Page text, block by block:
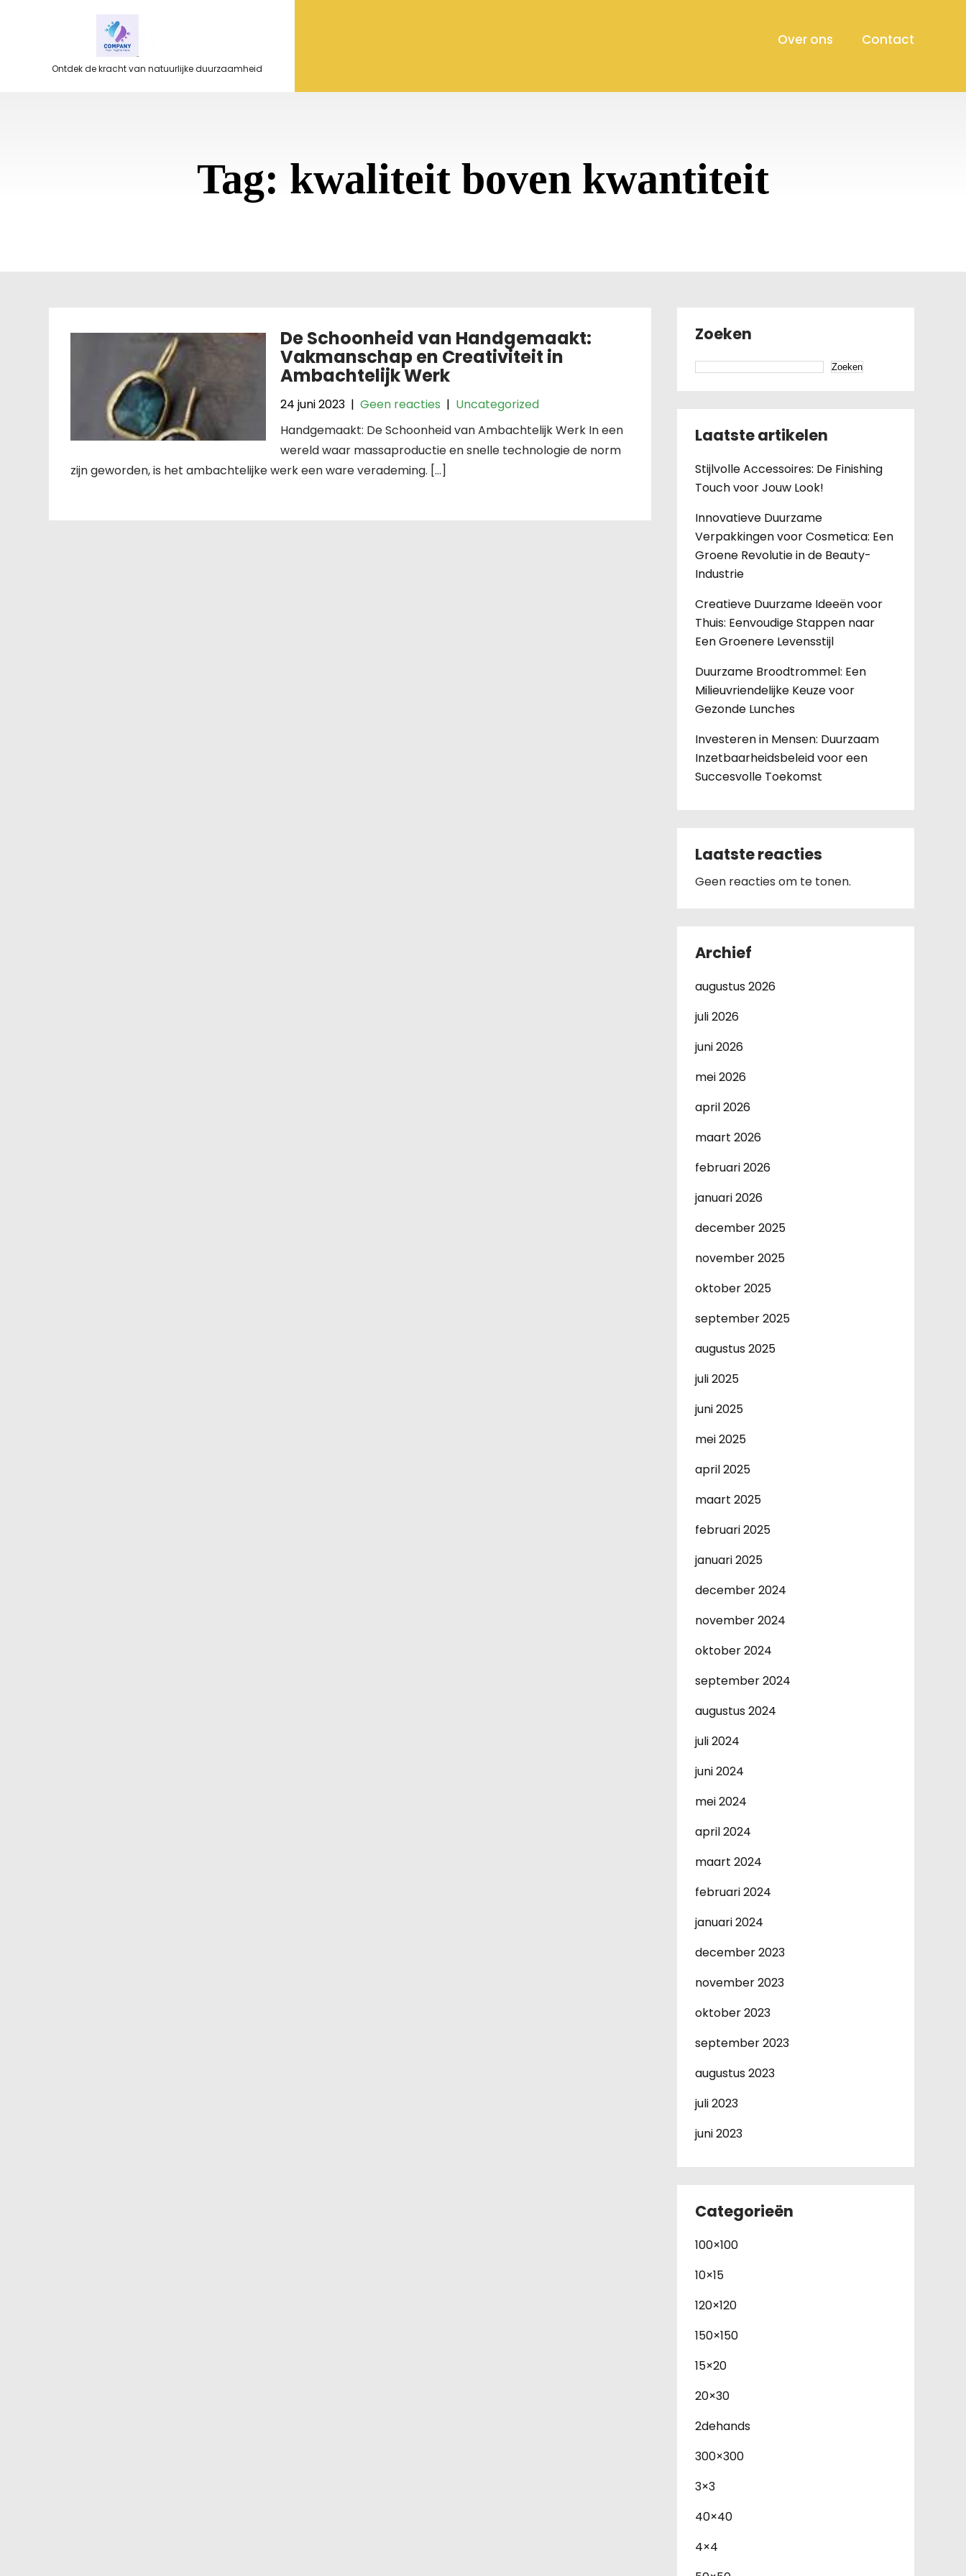
Ontdek de kracht van natuurlijke duurzaamheid
Over ons Contact
Tag: kwaliteit boven kwantiteit
De Schoonheid van Handgemaakt:
Vakmanschap en Creativiteit in
Ambachtelijk Werk
24 juni 2023 |Geen reacties | Uncategorized
Handgemaakt: De Schoonheid van Ambachtelijk Werk In een
wereld waar massaproductie en snelle technologie de norm
zijn geworden, is het ambachtelijke werk een ware verademing. […]
Zoeken
Zoeken
Laatste artikelen
Stijlvolle Accessoires: De Finishing
Touch voor Jouw Look!
Innovatieve Duurzame
Verpakkingen voor Cosmetica: Een
Groene Revolutie in de Beauty-
Industrie
Creatieve Duurzame Ideeën voor
Thuis: Eenvoudige Stappen naar
Een Groenere Levensstijl
Duurzame Broodtrommel: Een
Milieuvriendelijke Keuze voor
Gezonde Lunches
Investeren in Mensen: Duurzaam
Inzetbaarheidsbeleid voor een
Succesvolle Toekomst
Laatste reacties
Geen reacties om te tonen.
Archief
augustus 2026
juli 2026
juni 2026
mei 2026
april 2026
maart 2026
februari 2026
januari 2026
december 2025
november 2025
oktober 2025
september 2025
augustus 2025
juli 2025
juni 2025
mei 2025
april 2025
maart 2025
februari 2025
januari 2025
december 2024
november 2024
oktober 2024
september 2024
augustus 2024
juli 2024
juni 2024
mei 2024
april 2024
maart 2024
februari 2024
januari 2024
december 2023
november 2023
oktober 2023
september 2023
augustus 2023
juli 2023
juni 2023
Categorieën
100×100
10×15
120×120
150×150
15×20
20×30
2dehands
300×300
3×3
40×40
4×4